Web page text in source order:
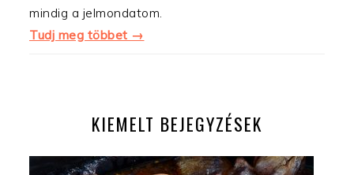
mindig a jelmondatom.
Tudj meg többet →
KIEMELT BEJEGYZÉSEK